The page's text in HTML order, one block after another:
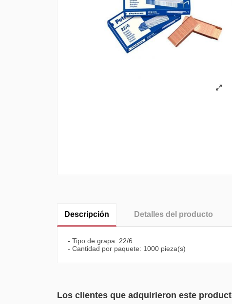
Descripción Detalles del producto
- Tipo de grapa: 22/6
- Cantidad por paquete: 1000 pieza(s)
Los clientes que adquirieron este